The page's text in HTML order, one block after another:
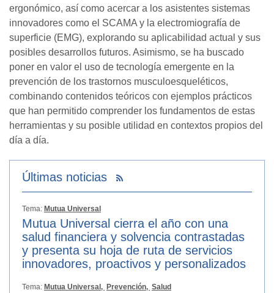
ergonómico, así como acercar a los asistentes sistemas
innovadores como el SCAMA y la electromiografía de
superficie (EMG), explorando su aplicabilidad actual y sus
posibles desarrollos futuros. Asimismo, se ha buscado
poner en valor el uso de tecnología emergente en la
prevención de los trastornos musculoesqueléticos,
combinando contenidos teóricos con ejemplos prácticos
que han permitido comprender los fundamentos de estas
herramientas y su posible utilidad en contextos propios del
día a día.
Últimas noticias
Tema: Mutua Universal
Mutua Universal cierra el año con una
salud financiera y solvencia contrastadas
y presenta su hoja de ruta de servicios
innovadores, proactivos y personalizados
Tema: Mutua Universal, Prevención, Salud